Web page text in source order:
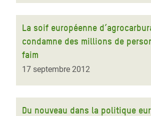
La soif européenne
condamne des millions de
faim
17 septembre 2012
Du nouveau dans la politique